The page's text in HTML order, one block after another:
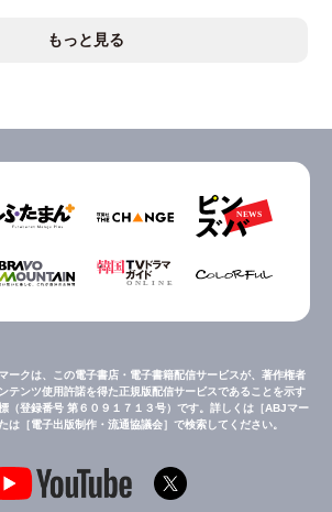
もっと見る
ークは、この電子書店・電子書籍配信サービスが、著作権者
テンツ使用許諾を得た正規版配信サービスであることを示す
（登録番号 第６０９１７１３号）です。詳しくは［ABJマー
は［電子出版制作・流通協議会］で検索してください。